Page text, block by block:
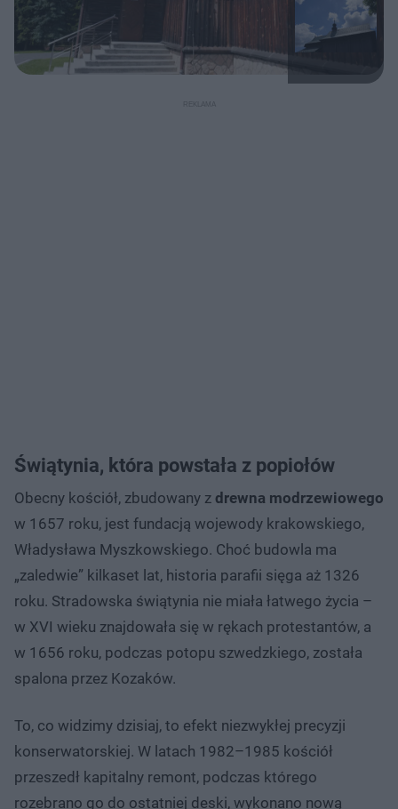
Świątynia, która powstała z popiołów
Obecny kościół, zbudowany z drewna modrzewiowego
w 1657 roku, jest fundacją wojewody krakowskiego,
Władysława Myszkowskiego. Choć budowla ma
„zaledwie” kilkaset lat, historia parafii sięga aż 1326
roku. Stradowska świątynia nie miała łatwego życia –
w XVI wieku znajdowała się w rękach protestantów, a
w 1656 roku, podczas potopu szwedzkiego, została
spalona przez Kozaków.
To, co widzimy dzisiaj, to efekt niezwykłej precyzji
konserwatorskiej. W latach 1982–1985 kościół
przeszedł kapitalny remont, podczas którego
rozebrano go do ostatniej deski, wykonano nową